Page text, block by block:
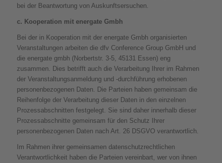
bei der Beantwortung von Auskunftsersuchen.
c. Kooperation mit energate Gmbh
Bei der in Kooperation mit der energate Gmbh organisierten
Veranstaltungen arbeiten die dfv Conference Group GmbH und
die energate gmbh (Norbertstr. 3-5, 45131 Essen) eng
zusammen. Dies betrifft auch die Verarbeitung Ihrer im Rahmen
der Veranstaltungsanmeldung und -durchführung erhobenen
personenbezogenen Daten. Die Parteien haben gemeinsam die
Reihenfolge der Verarbeitung dieser Daten in den einzelnen
Prozessabschnitten festgelegt. Sie sind daher innerhalb dieser
Prozessabschnitte gemeinsam für den Schutz Ihrer
personenbezogenen Daten nach Art. 26 DSGVO verantwortlich.
Im Rahmen ihrer gemeinsamen datenschutzrechtlichen
Verantwortlichkeit haben die Parteien vereinbart, wer von ihnen